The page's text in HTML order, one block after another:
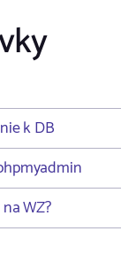
k DB
WZ?